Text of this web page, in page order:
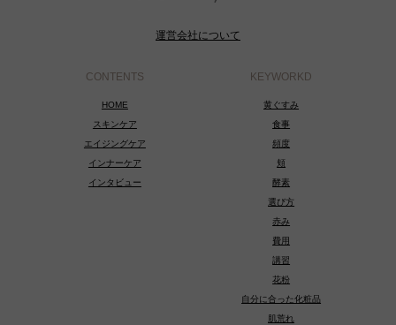
運営会社について
CONTENTS
HOME
スキンケア
エイジングケア
インナーケア
インタビュー
KEYWORKD
黄ぐすみ
食事
頻度
頬
酵素
選び方
赤み
費用
講習
花粉
自分に合った化粧品
肌荒れ